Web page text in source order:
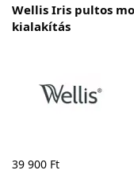
Wellis Iris pultos
kialakítás
39 900 Ft